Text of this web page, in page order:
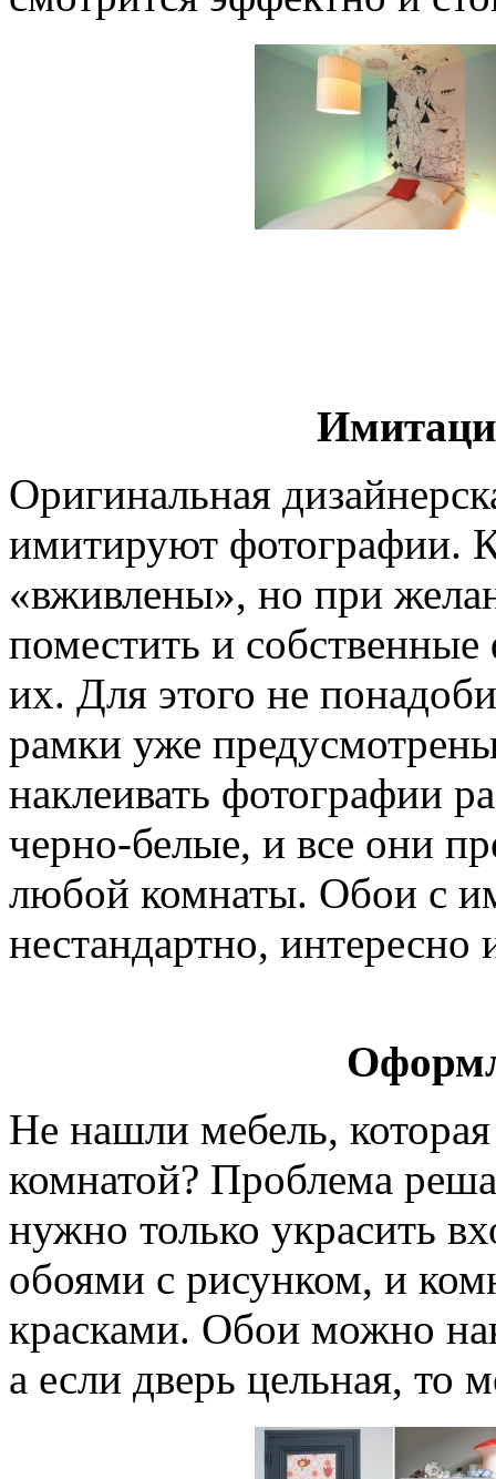
Оригинальная
имитируют фотографии.
«вживлены», но при
поместить и
их. Для этого не
рамки уже
наклеивать фотографии
черно-белые, и все они
любой комнаты. Обои с
нестандартно,
Не нашли мебель,
комнатой? Проблема
нужно только украсить
обоями с рисунком, и
красками. Обои можно
а если дверь цельная, то